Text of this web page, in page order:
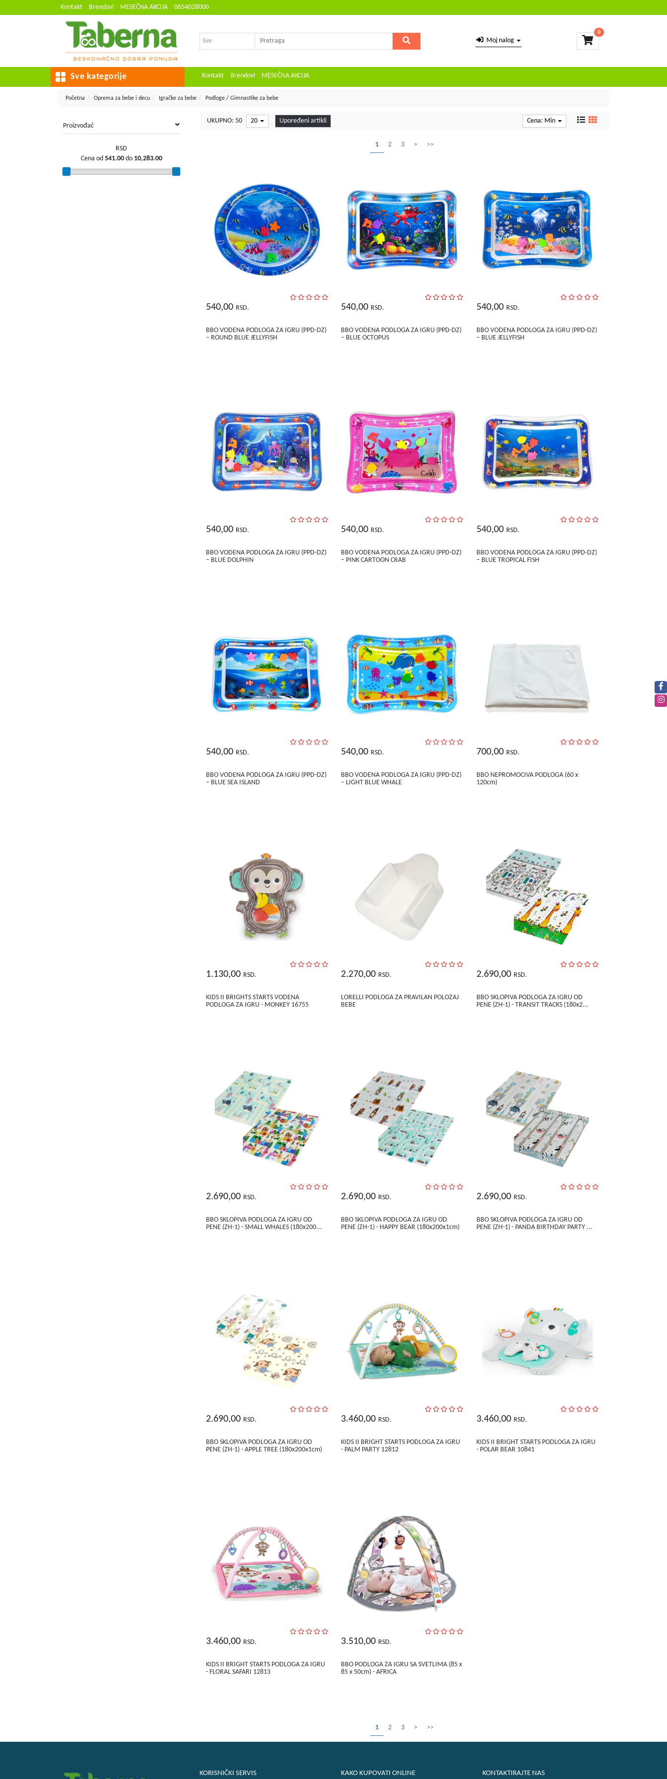
Kontakt Brendovi MESEČNA AKCIJA 0654028000
Moj nalog
0
Sve kategorije Kontakt Brendovi MESEČNA AKCIJA
Početna Oprema za bebe i decu Igračke za bebe Podloge / Gimnastike za bebe
Proizvođač
RSD
Cena od 541.00do 10,283.00
UKUPNO: 50 20 Upoređeni artikli Cena: Min
1 2 3 > >>
540,00 RSD.
BBO VODENA PODLOGA ZA IGRU (PPD-DZ)
– ROUND BLUE JELLYFISH
540,00 RSD.
BBO VODENA PODLOGA ZA IGRU (PPD-DZ)
– BLUE OCTOPUS
540,00 RSD.
BBO VODENA PODLOGA ZA IGRU (PPD-DZ)
– BLUE JELLYFISH
540,00 RSD.
BBO VODENA PODLOGA ZA IGRU (PPD-DZ)
– BLUE DOLPHIN
540,00 RSD.
BBO VODENA PODLOGA ZA IGRU (PPD-DZ)
– PINK CARTOON CRAB
540,00 RSD.
BBO VODENA PODLOGA ZA IGRU (PPD-DZ)
– BLUE TROPICAL FISH
540,00 RSD.
BBO VODENA PODLOGA ZA IGRU (PPD-DZ)
– BLUE SEA ISLAND
540,00 RSD.
BBO VODENA PODLOGA ZA IGRU (PPD-DZ)
– LIGHT BLUE WHALE
700,00 RSD.
BBO NEPROMOCIVA PODLOGA (60 x
120cm)
1.130,00 RSD.
KIDS II BRIGHTS STARTS VODENA
PODLOGA ZA IGRU - MONKEY 16755
2.270,00 RSD.
LORELLI PODLOGA ZA PRAVILAN POLOZAJ
BEBE
2.690,00 RSD.
BBO SKLOPIVA PODLOGA ZA IGRU OD
PENE (ZH-1) - TRANSIT TRACKS (180x2...
2.690,00 RSD.
BBO SKLOPIVA PODLOGA ZA IGRU OD
PENE (ZH-1) - SMALL WHALES (180x200...
2.690,00 RSD.
BBO SKLOPIVA PODLOGA ZA IGRU OD
PENE (ZH-1) - HAPPY BEAR (180x200x1cm)
2.690,00 RSD.
BBO SKLOPIVA PODLOGA ZA IGRU OD
PENE (ZH-1) - PANDA BIRTHDAY PARTY ...
2.690,00 RSD.
BBO SKLOPIVA PODLOGA ZA IGRU OD
PENE (ZH-1) - APPLE TREE (180x200x1cm)
3.460,00 RSD.
KIDS II BRIGHT STARTS PODLOGA ZA IGRU
- PALM PARTY 12812
3.460,00 RSD.
KIDS II BRIGHT STARTS PODLOGA ZA IGRU
- POLAR BEAR 10841
3.460,00 RSD.
KIDS II BRIGHT STARTS PODLOGA ZA IGRU
- FLORAL SAFARI 12813
3.510,00 RSD.
BBO PODLOGA ZA IGRU SA SVETLIMA (85 x
85 x 50cm) - AFRICA
1 2 3 > >>
KORISNIČKI SERVIS KAKO KUPOVATI ONLINE KONTAKTIRAJTE NAS